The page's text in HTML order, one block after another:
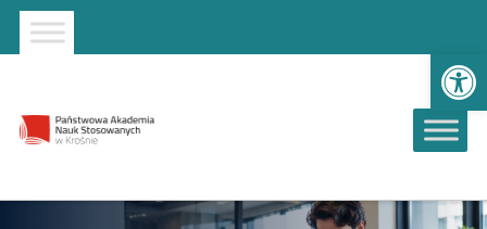
Strona główna
Przejdź do wyszukiwarki
Przejdź do menu głównego